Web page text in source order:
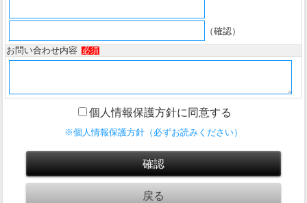
（確認）
お問い合わせ内容
必須
個人情報保護方針に同意する
※個人情報保護方針（必ずお読みください）